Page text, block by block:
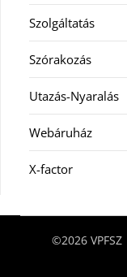
Szolgáltatás
Szórakozás
Utazás-Nyaralás
Webáruház
X-factor
©2026 VPFSZ